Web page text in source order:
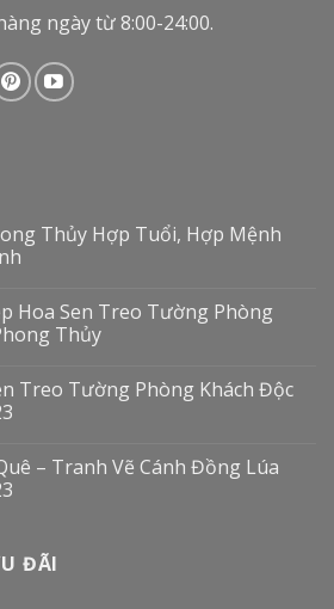
ngày từ 8:00-24:00.
Thủy Hợp Tuổi, Hợp Mệnh
Hoa Sen Treo Tường Phòng
Thủy
Treo Tường Phòng Khách Độc
– Tranh Vẽ Cánh Đồng Lúa
ĐÃI